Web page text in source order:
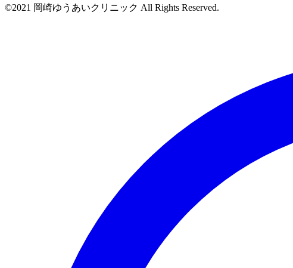
©2021 岡崎ゆうあいクリニック All Rights Reserved.